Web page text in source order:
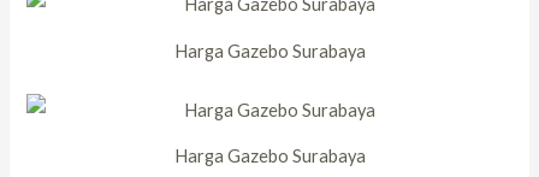
Harga Gazebo Surabaya
Harga Gazebo Surabaya